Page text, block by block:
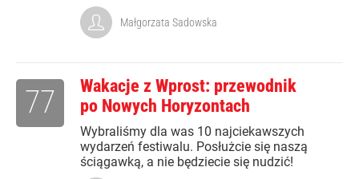
Małgorzata Sadowska
Wakacje z Wprost: przewodnik
po Nowych Horyzontach
Wybraliśmy dla was 10 najciekawszych
wydarzeń festiwalu. Posłużcie się naszą
ściągawką, a nie będziecie się nudzić!
77